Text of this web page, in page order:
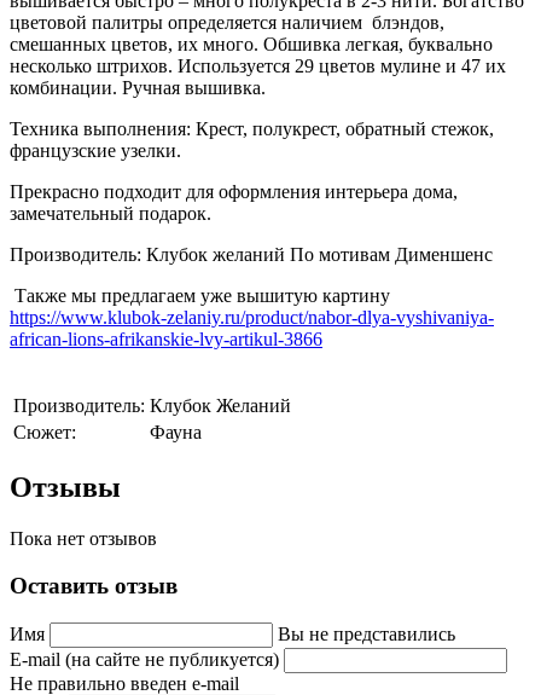
цветовой палитры определяется наличием блэндов,
смешанных цветов, их много. Обшивка легкая, буквально
несколько штрихов. Используется 29 цветов мулине и 47 их
комбинации. Ручная вышивка.
Техника выполнения: Крест, полукрест, обратный стежок,
французские узелки.
Прекрасно подходит для оформления интерьера дома,
замечательный подарок.
Производитель: Клубок желаний По мотивам Дименшенс
Также мы предлагаем уже вышитую картину
https://www.klubok-zelaniy.ru/product/nabor-dlya-vyshivaniya-
african-lions-afrikanskie-lvy-artikul-3866
Производитель: Клубок Желаний
Сюжет:
Фауна
Отзывы
Пока нет отзывов
Оставить отзыв
Имя
Вы не представились
E-mail (на сайте не публикуется)
Не правильно введен e-mail